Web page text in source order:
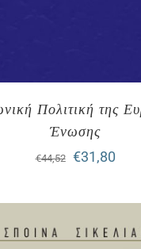
Πολιτική της
Ένωσης
€44,52
Original
€44,52.
€31,80Η